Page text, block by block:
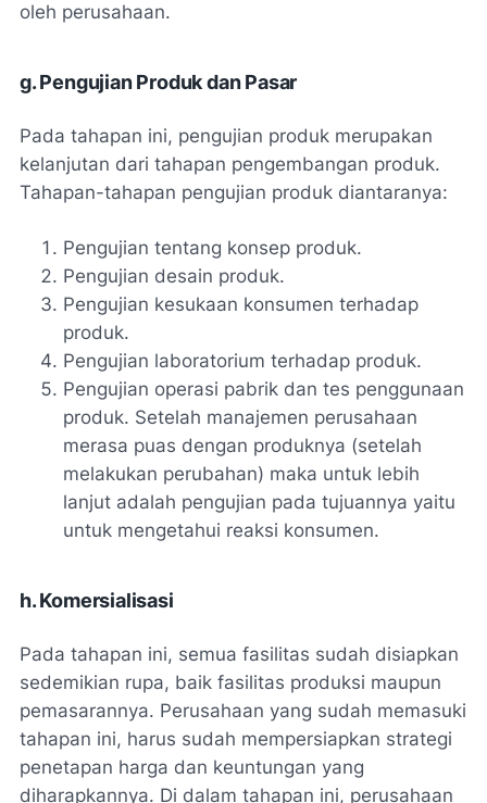
oleh perusahaan.
g. Pengujian Produk dan Pasar
Pada tahapan ini, pengujian produk merupakan
kelanjutan dari tahapan pengembangan produk.
Tahapan-tahapan pengujian produk diantaranya:
Pengujian tentang konsep produk.
Pengujian desain produk.
Pengujian kesukaan konsumen terhadap
produk.
Pengujian laboratorium terhadap produk.
Pengujian operasi pabrik dan tes penggunaan
produk. Setelah manajemen perusahaan
merasa puas dengan produknya (setelah
melakukan perubahan) maka untuk lebih
lanjut adalah pengujian pada tujuannya yaitu
untuk mengetahui reaksi konsumen.
h. Komersialisasi
Pada tahapan ini, semua fasilitas sudah disiapkan
sedemikian rupa, baik fasilitas produksi maupun
pemasarannya. Perusahaan yang sudah memasuki
tahapan ini, harus sudah mempersiapkan strategi
penetapan harga dan keuntungan yang
diharapkannya. Di dalam tahapan ini, perusahaan